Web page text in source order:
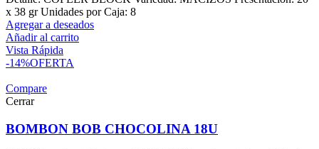
x 38 gr Unidades por Caja: 8
Agregar a deseados
Añadir al carrito
Vista Rápida
-14%OFERTA
Compare
Cerrar
BOMBON BOB CHOCOLINA 18U